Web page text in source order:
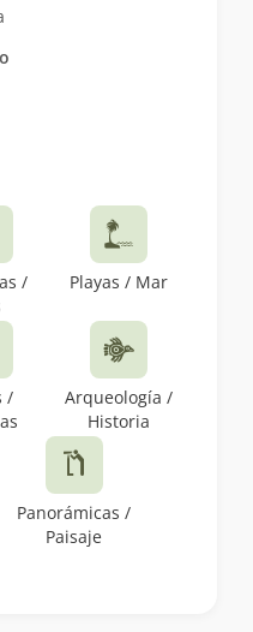
/
Playas / Mar
/
Arqueología /
Historia
Panorámicas /
Paisaje